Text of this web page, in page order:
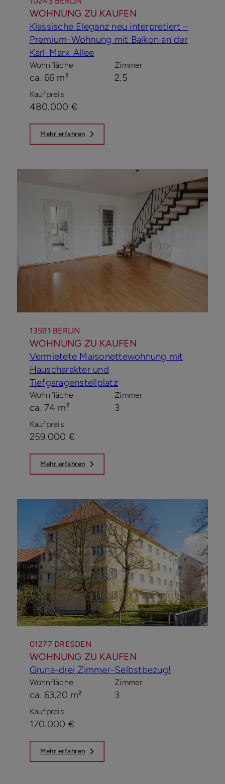
WOHNUNG ZU KAUFEN
Klassische Eleganz neu interpretiert –
Premium-Wohnung mit Balkon an der
Karl-Marx-Allee
Wohnfläche
ca. 66 m²
Zimmer
2.5
Kaufpreis
480.000 €
Mehr erfahren
13591 BERLIN
WOHNUNG ZU KAUFEN
Vermietete Maisonettewohnung mit
Hauscharakter und
Tiefgaragenstellplatz
Wohnfläche
ca. 74 m²
Zimmer
3
Kaufpreis
259.000 €
Mehr erfahren
01277 DRESDEN
WOHNUNG ZU KAUFEN
Gruna-drei Zimmer-Selbstbezug!
Wohnfläche
ca. 63,20 m²
Zimmer
3
Kaufpreis
170.000 €
Mehr erfahren